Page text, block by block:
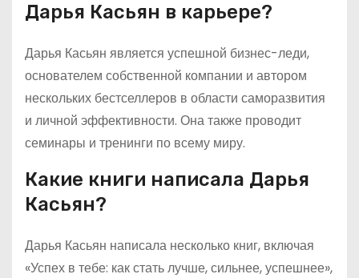
Дарья Касьян в карьере?
Дарья Касьян является успешной бизнес-леди,
основателем собственной компании и автором
нескольких бестселлеров в области саморазвития
и личной эффективности. Она также проводит
семинары и тренинги по всему миру.
Какие книги написала Дарья
Касьян?
Дарья Касьян написала несколько книг, включая
«Успех в тебе: как стать лучше, сильнее, успешнее»,